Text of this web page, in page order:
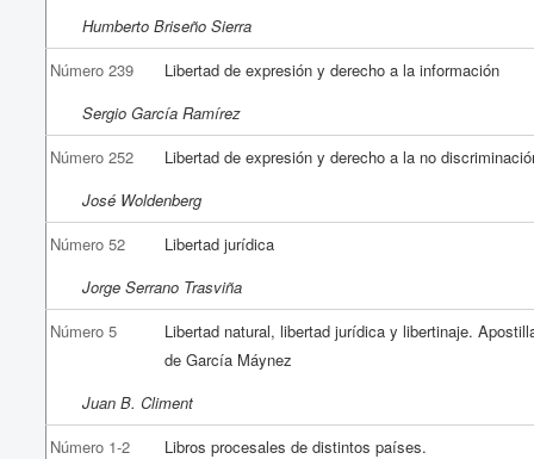
Humberto Briseño Sierra
Número 239
Libertad de expresión y derecho a la información
Sergio García Ramírez
Número 252
Libertad de expresión y derecho a la no
José Woldenberg
Número 52
Libertad jurídica
Jorge Serrano Trasviña
Número 5
Libertad natural, libertad jurídica y libertinaje.
de García Máynez
Juan B. Climent
Número 1-2
Libros procesales de distintos países.